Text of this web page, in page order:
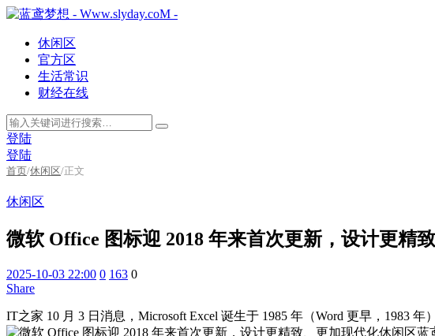
休闲区
官方区
生活常识
财经在线
登陆
登陆
首页/休闲区/正文
休闲区
微软 Office 图标迎 2018 年来首次更新，设计更精
2025-10-03 22:00 0 163 0
Share
IT之家 10 月 3 日消息，Microsoft Excel 诞生于 1985 年（Word 更早，1983